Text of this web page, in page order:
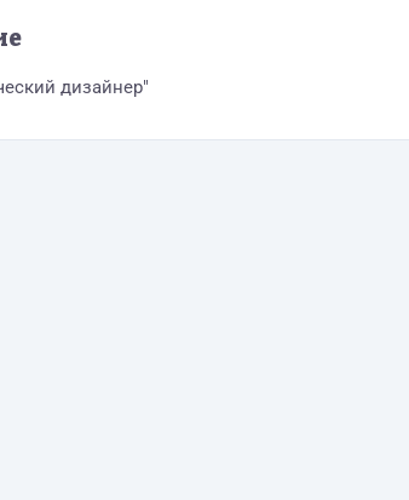
дизайнер"